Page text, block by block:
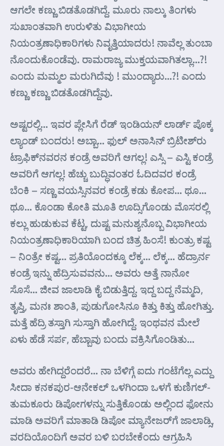
ಆಗಲೇ ಕಣ್ಣು ಬಿಡತೊಡಗಿದ್ದೆ. ಮೂರು ನಾಲ್ಕು ತಿಂಗಳು
ಸುಖಾಂತವಾಗಿ ಉರುಳಿತು ವಿಭಾಗೀಯ
ನಿಯಂತ್ರಣಾಧಿಕಾರಿಗಳು ನಿವೃತ್ತಿಯಾದರು! ನಾವೆಲ್ಲ ತುಂಬಾ
ನೊಂದುಕೊಂಡೆವು. ರಾಮರಾಜ್ಯ ಮುಕ್ತಯವಾಗಿತಲ್ಲಾ…?!
ಎಂದು ಮಮ್ಮಲ ಮರುಗಿದೆವು ! ಮುಂದ್ಯಾರು…?! ಎಂದು
ಕಣ್ಣು ಕಣ್ಣು ಬಿಡತೊಡಗಿದ್ದೆವು.
ಅಷ್ಟರಲ್ಲಿ… ಇವರ ಪ್ಲೇಸಿಗೆ ರೆಡ್ ಇಂಡಿಯನ್ ಲಾರ್ಡ್ ಪೊಕ್ಕ
ಲ್ಯಾಂಡ್ ಬಂದರು! ಅಬ್ಬಾ… ಫುಲ್ ಅನಾಸಿನ್ ಬ್ರಿಟೀಶ್‌ರು
ಟ್ರಾಫಿಕ್‌ನವರನ ಕಂಡ್ರೆ ಅವರಿಗೆ ಆಗಲ್ಲ! ಎಸ್ಸಿ – ಎಸ್ಟಿ ಕಂಡ್ರೆ
ಅವರಿಗೆ ಆಗಲ್ಲ! ಹೆಚ್ಚು ಬುದ್ಧಿವಂತರ ಓದಿದವರ ಕಂಡ್ರೆ
ಬೆಂಕಿ – ಸಣ್ಣ ವಯಸ್ಸಿನವರ ಕಂಡ್ರೆ ಕಡು ಕೋಪ… ಥೂ…
ಥೂ… ಕೊಂಡಾ ಕೋತಿ ಮೂತಿ ಊದ್ಸಿಗೊಂಡು ಮೊಸರಲ್ಲಿ
ಕಲ್ಲು ಹುಡುಕುವ ಕೆಟ್ಟ, ದುಷ್ಟ ಮನುಶ್ಯನೊಬ್ಬ ವಿಭಾಗೀಯ
ನಿಯಂತ್ರಣಾಧಿಕಾರಿಯಾಗಿ ಬಂದ ಚಿತ್ರ ಹಿಂಸೆ! ಕುಂತ್ರು ಕಷ್ಟ
– ನಿಂತ್ರೇ ಕಷ್ಟ… ಪ್ರತಿಯೊಂದಕ್ಕೂ ಲೆಕ್ಕ… ಲೆಕ್ಕ… ಹೆದ್ರಾರ್ನ
ಕಂಡ್ರೆ ಇನ್ನು ಹೆದ್ರಿಸುವವನು… ಅವರು ಅತ್ತೆ ನಾನೋ
ಸೊಸೆ… ಜೀವ ಜಾಲಾಡಿ ಕೈ ಬಿಡುತ್ತಿದ್ದ. ಇದ್ದ ಬದ್ದ ನೆಮ್ಮದಿ,
ತೃಪ್ತಿ, ಮನಃ ಶಾಂತಿ, ಪುಡುಗೋಸಿನೂ ಕಿತ್ತು ಕಿತ್ತು ಹೋಗಿತ್ತು.
ಮತ್ತೆ ಹೆದ್ರಿ ತಸ್ತಾಗಿ ಸುಸ್ತಾಗಿ ಹೋಗಿದ್ದೆ. ಇಂಥವನ ಮೇಲೆ
ಏಳು ಹೆಡೆ ಸರ್ಪ, ಹೆಬ್ಬಾವು ಬಂದು ವಕ್ರಿಸಿಗೊಂಡಿತು…
ಅವರು ಹೇಗಿದ್ದರೆಂದರೆ… ನಾ ಬೆಳಿಗ್ಗೆ ಐದು ಗಂಟೆಗೆಲ್ಲ ಎದ್ದು
ಸೀದಾ ಕನಕಪುರ-ಆನೇಕಲ್ ಒಳಗಿಂದಾ ಒಳಗೆ ಕುಣಿಗಲ್-
ತುಮಕೂರು ಡಿಪೋಗಳನ್ನು ಸುತ್ತಿಕೊಂಡು ಅಲ್ಲಿಂದ ಫೋನು
ಮಾಡಿ ಅವರಿಗೆ ಮಾತಾಡಿ ಡಿಪೋ ಮ್ಯಾನೇಜರ್‌ಗೆ ಜಾಲಾಡ್ಸಿ,
ವರದಿಯೊಂದಿಗೆ ಅವರ ಬಳಿ ಬರಬೇಕೆಂದು ಆಗ್ರಹಿಸಿ